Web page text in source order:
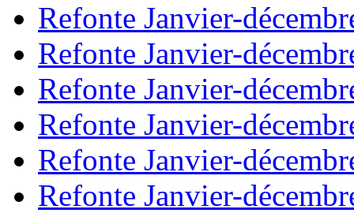
Refonte Janvier-
Refonte Janvier-
Refonte Janvier-
Refonte Janvier-
Refonte Janvier-
Refonte Janvier-